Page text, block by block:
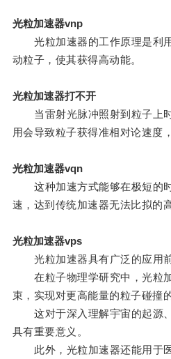
光粒加速器vnp
光粒加速器的工作原理是利
动粒子，使其获得高动能。
光粒加速器打不开
当雷射光脉冲照射到粒子上
用会导致粒子获得准相对论速度
光粒加速器vqn
这种加速方式能够在极短的
速，达到传统加速器无法比拟的
光粒加速器vps
光粒加速器具有广泛的应用前
在粒子物理学研究中，光粒
束，实现对更高能量的粒子碰撞
这对于深入理解宇宙的起源
具有重要意义。
此外，光粒加速器还能用于医